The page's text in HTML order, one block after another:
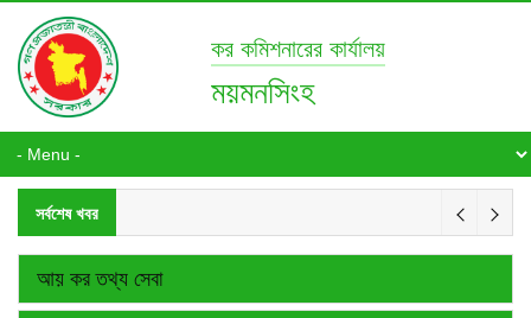
কর কমিশনারের কার্যালয়
ময়মনসিংহ
সর্বশেষ খবর
আয় কর তথ্য সেবা